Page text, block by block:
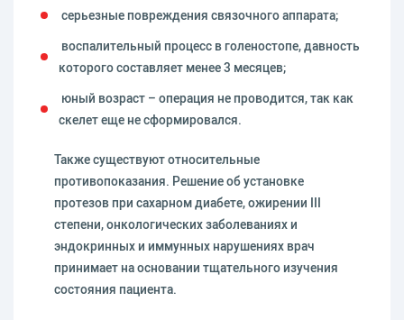
серьезные повреждения связочного аппарата;
воспалительный процесс в голеностопе, давность
которого составляет менее 3 месяцев;
юный возраст – операция не проводится, так как
скелет еще не сформировался.
Также существуют относительные
противопоказания. Решение об установке
протезов при сахарном диабете, ожирении III
степени, онкологических заболеваниях и
эндокринных и иммунных нарушениях врач
принимает на основании тщательного изучения
состояния пациента.